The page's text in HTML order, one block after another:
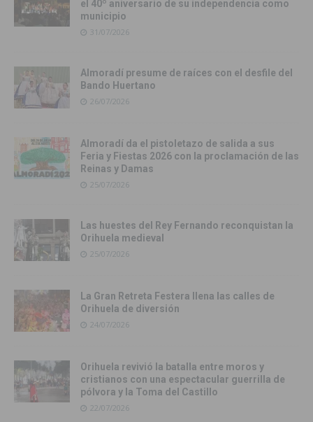
el 40º aniversario de su independencia como
municipio
31/07/2026
Almoradí presume de raíces con el desfile del
Bando Huertano
26/07/2026
Almoradí da el pistoletazo de salida a sus
Feria y Fiestas 2026 con la proclamación de las
Reinas y Damas
25/07/2026
Las huestes del Rey Fernando reconquistan la
Orihuela medieval
25/07/2026
La Gran Retreta Festera llena las calles de
Orihuela de diversión
24/07/2026
Orihuela revivió la batalla entre moros y
cristianos con una espectacular guerrilla de
pólvora y la Toma del Castillo
22/07/2026